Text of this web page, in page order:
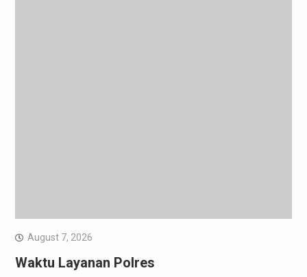
August 7, 2026
Waktu Layanan Polres